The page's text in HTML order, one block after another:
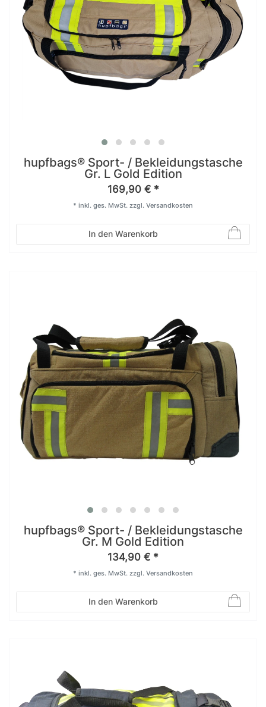
hupfbags® Sport- / Bekleidungstasche
Gr. L Gold Edition
169,90 € *
In den Warenkorb
* inkl. ges. MwSt. zzgl. Versandkosten
hupfbags® Sport- / Bekleidungstasche
Gr. M Gold Edition
134,90 € *
In den Warenkorb
* inkl. ges. MwSt. zzgl. Versandkosten